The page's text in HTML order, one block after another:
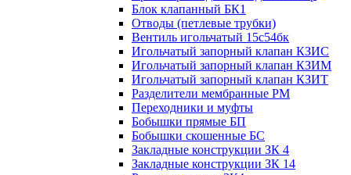
Блок клапанный БК1
Отводы (петлевые трубки)
Вентиль игольчатый 15с54бк
Игольчатый запорный клапан КЗИС
Игольчатый запорный клапан КЗИМ
Игольчатый запорный клапан КЗИТ
Разделители мембранные РМ
Переходники и муфты
Бобышки прямые БП
Бобышки скошенные БС
Закладные конструкции ЗК 4
Закладные конструкции ЗК 14